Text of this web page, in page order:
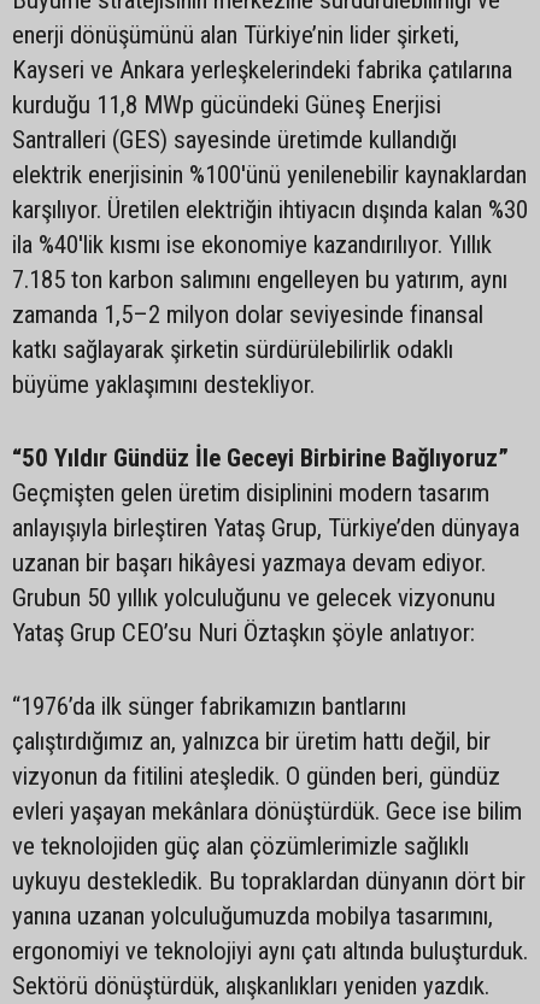
enerji dönüşümünü alan Türkiye’nin lider şirketi,
Kayseri ve Ankara yerleşkelerindeki fabrika çatılarına
kurduğu 11,8 MWp gücündeki Güneş Enerjisi
Santralleri (GES) sayesinde üretimde kullandığı
elektrik enerjisinin %100'ünü yenilenebilir kaynaklardan
karşılıyor. Üretilen elektriğin ihtiyacın dışında kalan %30
ila %40'lik kısmı ise ekonomiye kazandırılıyor. Yıllık
7.185 ton karbon salımını engelleyen bu yatırım, aynı
zamanda 1,5–2 milyon dolar seviyesinde finansal
katkı sağlayarak şirketin sürdürülebilirlik odaklı
büyüme yaklaşımını destekliyor.
“50 Yıldır Gündüz İle Geceyi Birbirine Bağlıyoruz”
Geçmişten gelen üretim disiplinini modern tasarım
anlayışıyla birleştiren Yataş Grup, Türkiye’den dünyaya
uzanan bir başarı hikâyesi yazmaya devam ediyor.
Grubun 50 yıllık yolculuğunu ve gelecek vizyonunu
Yataş Grup CEO’su Nuri Öztaşkın şöyle anlatıyor:
“1976’da ilk sünger fabrikamızın bantlarını
çalıştırdığımız an, yalnızca bir üretim hattı değil, bir
vizyonun da fitilini ateşledik. O günden beri, gündüz
evleri yaşayan mekânlara dönüştürdük. Gece ise bilim
ve teknolojiden güç alan çözümlerimizle sağlıklı
uykuyu destekledik. Bu topraklardan dünyanın dört bir
yanına uzanan yolculuğumuzda mobilya tasarımını,
ergonomiyi ve teknolojiyi aynı çatı altında buluşturduk.
Sektörü dönüştürdük, alışkanlıkları yeniden yazdık.